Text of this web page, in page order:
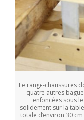
Le range-chaussures
quatre autres
enfoncées sous
solidement sur la
totale d‘environ 30